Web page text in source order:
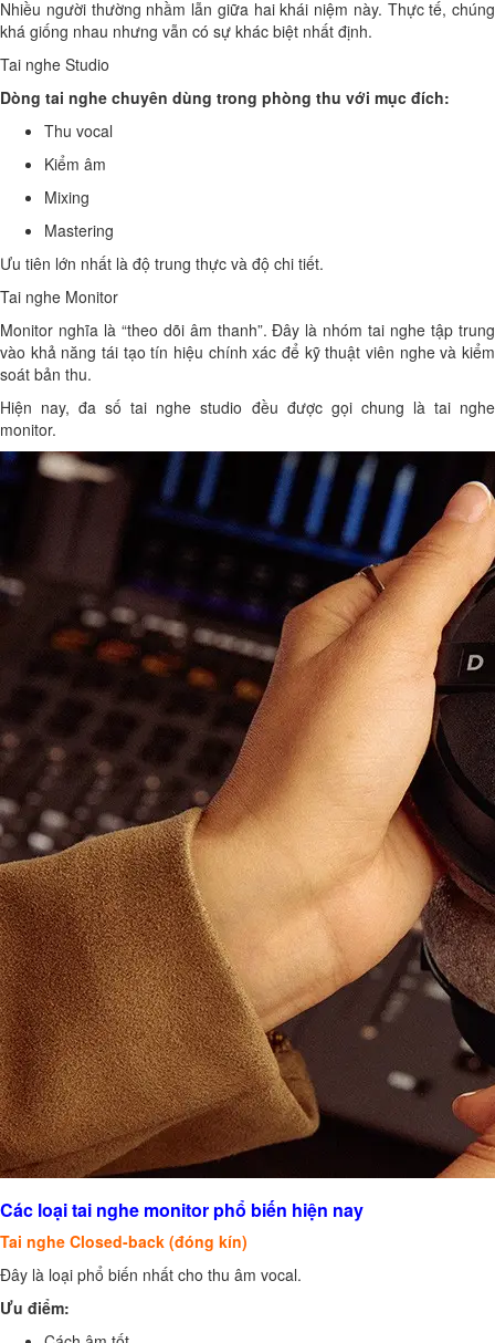
Nhiều người thường nhầm lẫn giữa hai khái niệm này. Thực tế, chúng
khá giống nhau nhưng vẫn có sự khác biệt nhất định.
Tai nghe Studio
Dòng tai nghe chuyên dùng trong phòng thu với mục đích:
Thu vocal
Kiểm âm
Mixing
Mastering
Ưu tiên lớn nhất là độ trung thực và độ chi tiết.
Tai nghe Monitor
Monitor nghĩa là “theo dõi âm thanh”. Đây là nhóm tai nghe tập trung
vào khả năng tái tạo tín hiệu chính xác để kỹ thuật viên nghe và kiểm
soát bản thu.
Hiện nay, đa số tai nghe studio đều được gọi chung là tai nghe
monitor.
Các loại tai nghe monitor phổ biến hiện nay
Tai nghe Closed-back (đóng kín)
Đây là loại phổ biến nhất cho thu âm vocal.
Ưu điểm: